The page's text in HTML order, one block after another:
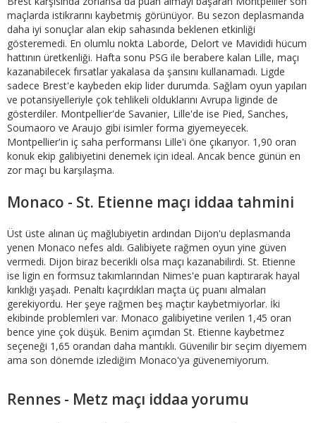
maçlarda istikrarını kaybetmiş görünüyor. Bu sezon deplasmanda
daha iyi sonuçlar alan ekip sahasında beklenen etkinliği
gösteremedi. En olumlu nokta Laborde, Delort ve Mavididi hücum
hattının üretkenliği. Hafta sonu PSG ile berabere kalan Lille, maçı
kazanabilecek fırsatlar yakalasa da şansını kullanamadı. Ligde
sadece Brest'e kaybeden ekip lider durumda. Sağlam oyun yapıları
ve potansiyelleriyle çok tehlikeli olduklarını Avrupa liginde de
gösterdiler. Montpellier'de Savanier, Lille'de ise Pied, Sanches,
Soumaoro ve Araujo gibi isimler forma giyemeyecek.
Montpellier'in iç saha performansı Lille'i öne çıkarıyor. 1,90 oran
konuk ekip galibiyetini denemek için ideal. Ancak bence günün en
zor maçı bu karşılaşma.
Monaco - St. Etienne maçı iddaa tahmini
Üst üste alınan üç mağlubiyetin ardından Dijon'u deplasmanda
yenen Monaco nefes aldı. Galibiyete rağmen oyun yine güven
vermedi. Dijon biraz becerikli olsa maçı kazanabilirdi. St. Etienne
ise ligin en formsuz takımlarından Nimes'e puan kaptırarak hayal
kırıklığı yaşadı. Penaltı kaçırdıkları maçta üç puanı almaları
gerekiyordu. Her şeye rağmen beş maçtır kaybetmiyorlar. İki
ekibinde problemleri var. Monaco galibiyetine verilen 1,45 oran
bence yine çok düşük. Benim açımdan St. Etienne kaybetmez
seçeneği 1,65 orandan daha mantıklı. Güvenilir bir seçim diyemem
ama son dönemde izlediğim Monaco'ya güvenemiyorum.
Rennes - Metz maçı iddaa yorumu